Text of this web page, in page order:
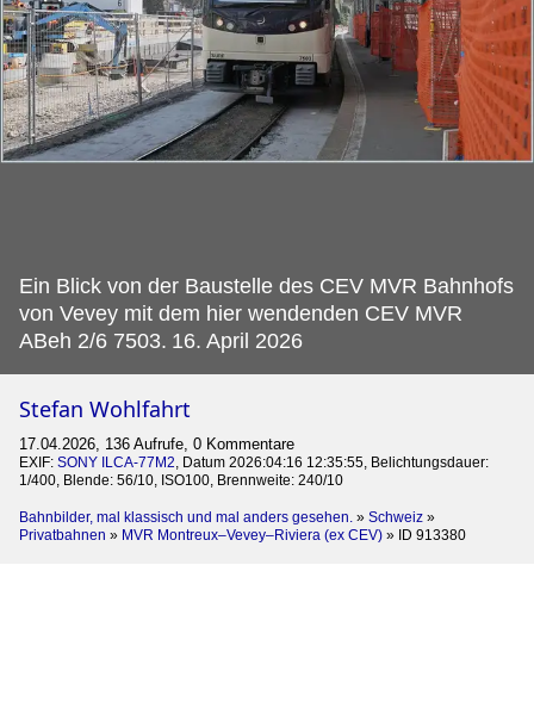
Ein Blick von der Baustelle des CEV MVR Bahnhofs
von Vevey mit dem hier wendenden CEV MVR
ABeh 2/6 7503. 16. April 2026
Stefan Wohlfahrt
17.04.2026, 136 Aufrufe, 0 Kommentare
EXIF: SONY ILCA-77M2, Datum 2026:04:16 12:35:55, Belichtungsdauer:
1/400, Blende: 56/10, ISO100, Brennweite: 240/10
Bahnbilder, mal klassisch und mal anders gesehen. » Schweiz »
Privatbahnen » MVR Montreux–Vevey–Riviera (ex CEV) » ID 913380